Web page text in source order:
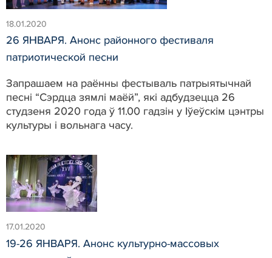
18.01.2020
26 ЯНВАРЯ. Анонс районного фестиваля
патриотической песни
Запрашаем на раённы фестываль патрыятычнай
песні “Сэрдца зямлі маёй”, які адбудзецца 26
студзеня 2020 года ў 11.00 гадзін у Іўеўскім цэнтры
культуры і вольнага часу.
17.01.2020
19-26 ЯНВАРЯ. Анонс культурно-массовых